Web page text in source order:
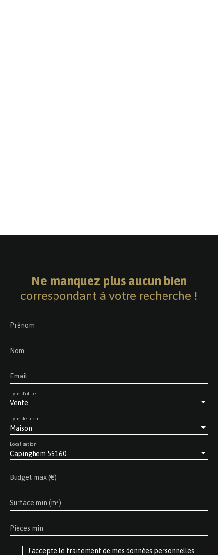
Ne manquez plus aucun bien
correspondant à votre recherche !
Prénom
Nom
Email
Vente
Type d'offre
Maison
Type de bien
Capinghem 59160
Localisation
Budget max (€)
Surface min (m²)
Pièces min
J'accepte le traitement de mes données personnelles